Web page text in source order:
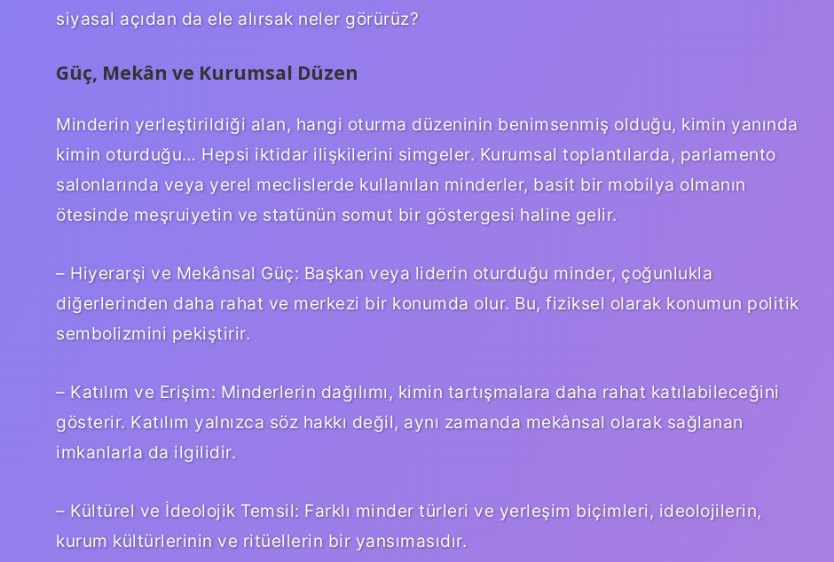
siyasal açıdan da ele alırsak neler görürüz?
Güç, Mekân ve Kurumsal Düzen
Minderin yerleştirildiği alan, hangi oturma düzeninin benimsenmiş olduğu, kimin yanında
kimin oturduğu… Hepsi iktidar ilişkilerini simgeler. Kurumsal toplantılarda, parlamento
salonlarında veya yerel meclislerde kullanılan minderler, basit bir mobilya olmanın
ötesinde meşruiyetin ve statünün somut bir göstergesi haline gelir.
– Hiyerarşi ve Mekânsal Güç: Başkan veya liderin oturduğu minder, çoğunlukla
diğerlerinden daha rahat ve merkezi bir konumda olur. Bu, fiziksel olarak konumun politik
sembolizmini pekiştirir.
– Katılım ve Erişim: Minderlerin dağılımı, kimin tartışmalara daha rahat katılabileceğini
gösterir. Katılım yalnızca söz hakkı değil, aynı zamanda mekânsal olarak sağlanan
imkanlarla da ilgilidir.
– Kültürel ve İdeolojik Temsil: Farklı minder türleri ve yerleşim biçimleri, ideolojilerin,
kurum kültürlerinin ve ritüellerin bir yansımasıdır.